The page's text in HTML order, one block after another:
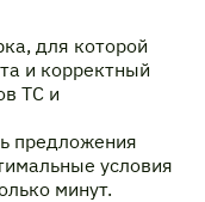
для которой
и корректный
ТС и
предложения
условия
минут.